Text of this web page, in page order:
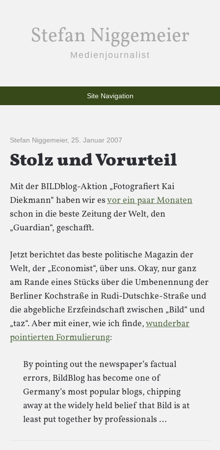
Stefan Niggemeier
Medienjournalist
Site Navigation
Stefan Niggemeier, 25. Januar 2007
Stolz und Vorurteil
Mit der BILDblog-Aktion „Fotografiert Kai
Diekmann“ haben wir esvor ein paar Monaten
schon in die beste Zeitung der Welt, den
„Guardian“, geschafft.
Jetzt berichtet das beste politische Magazin der
Welt, der „Economist“, über uns. Okay, nur ganz
am Rande eines Stücks über die Umbenennung der
Berliner Kochstraße in Rudi-Dutschke-Straße und
die abgebliche Erzfeindschaft zwischen „Bild“ und
„taz“. Aber mit einer, wie ich finde,wunderbar
pointierten Formulierung:
By pointing out the newspaper’s factual
errors, BildBlog has become one of
Germany’s most popular blogs, chipping
away at the widely held belief that Bild is at
least put together by professionals …